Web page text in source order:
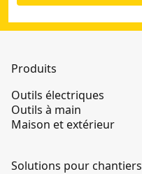
Produits
Outils électriques
Outils à main
Maison et extérieur
Solutions pour chantiers